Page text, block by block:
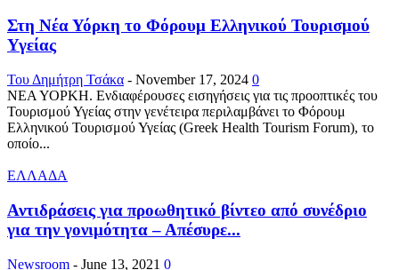
Στη Νέα Υόρκη το Φόρουμ Ελληνικού Τουρισμού
Υγείας
Του Δημήτρη Τσάκα - November 17, 2024 0
ΝΕΑ ΥΟΡΚΗ. Ενδιαφέρουσες εισηγήσεις για τις προοπτικές του
Τουρισμού Υγείας στην γενέτειρα περιλαμβάνει το Φόρουμ
Ελληνικού Τουρισμού Υγείας (Greek Health Tourism Forum), το
οποίο...
ΕΛΛΑΔΑ
Αντιδράσεις για προωθητικό βίντεο από συνέδριο
για την γονιμότητα – Απέσυρε...
Newsroom - June 13, 2021 0